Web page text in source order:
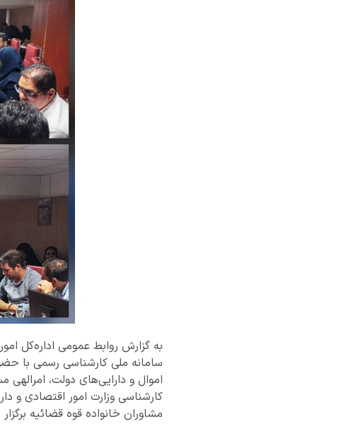
به گزارش روابط عمومی اداره‌کل
سامانه ملی کارشناسی رسمی با
اموال و دارایی‌های دولت،
کارشناسی وزارت امور اقتصادی و
مشاوران خانواده قوه قضائیه